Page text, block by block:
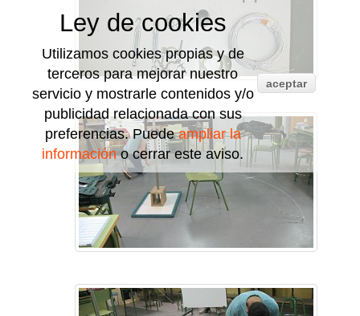
Ley de cookies
Utilizamos cookies propias y de
terceros para mejorar nuestro
servicio y mostrarle contenidos y/o
publicidad relacionada con sus
preferencias. Puedeampliar la
informacióno cerrar este aviso.
aceptar